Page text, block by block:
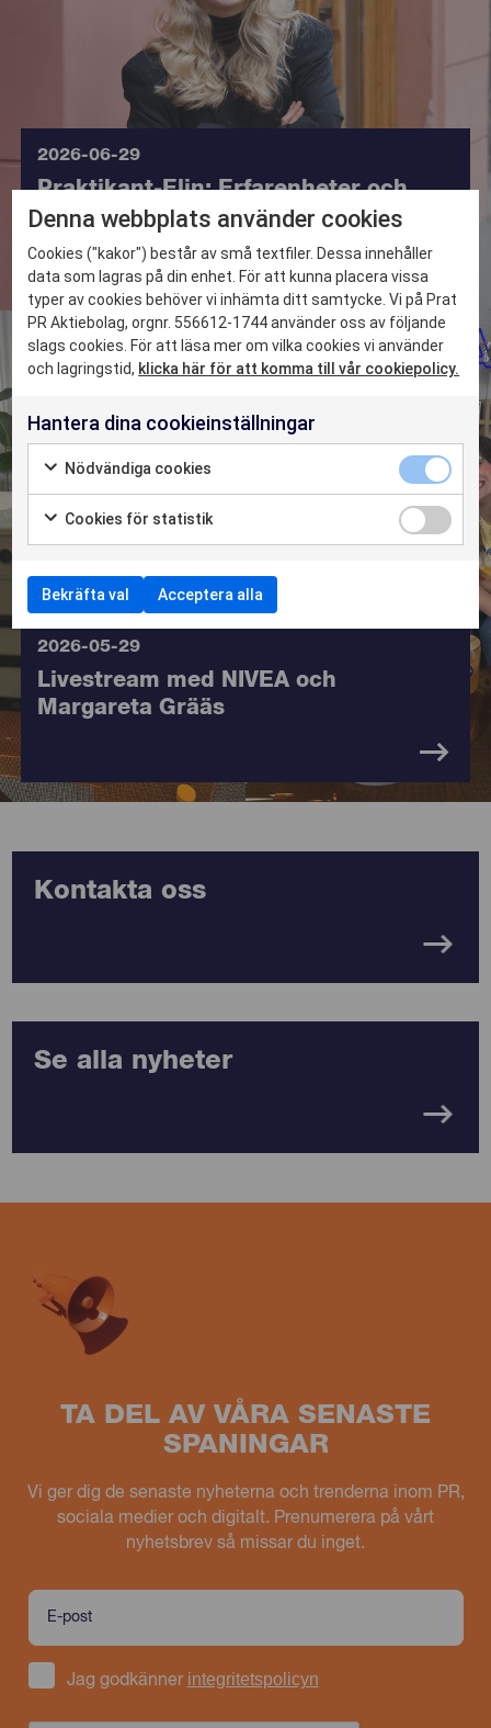
DET HÄR KAN VI
CASE
NYHETER
OM OSS
KONTAKTA OSS
2026-06-29
Praktikant-Elin: Erfarenheter och
lärdomar som följer med mig länge
8554
2026-05-29
Livestream med NIVEA och
Margareta Grääs
Kontakta oss
Se alla nyheter
TA DEL AV VÅRA SENASTE
SPANINGAR
Vi ger dig de senaste nyheterna och trenderna inom PR,
sociala medier och digitalt. Prenumerera på vårt
nyhetsbrev så missar du inget.
Jag godkänner integritetspolicyn
Denna webbplats använder cookies
Cookies ("kakor") består av små textfiler. Dessa innehåller
data som lagras på din enhet. För att kunna placera vissa
typer av cookies behöver vi inhämta ditt samtycke. Vi på Prat
PR Aktiebolag, orgnr. 556612-1744 använder oss av följande
slags cookies. För att läsa mer om vilka cookies vi använder
och lagringstid, klicka här för att komma till vår cookiepolicy.
Hantera dina cookieinställningar
Nödvändiga cookies
Cookies för statistik
Bekräfta val Acceptera alla